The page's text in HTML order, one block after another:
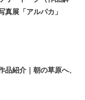
真展「アルパカ」
品紹介｜朝の草原へ、